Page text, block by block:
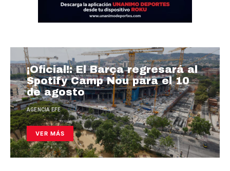
¡Oficial!: El Barça regresará al
Spotify Camp Nou para el 10
de agosto
AGENCIA EFE
VER MÁS